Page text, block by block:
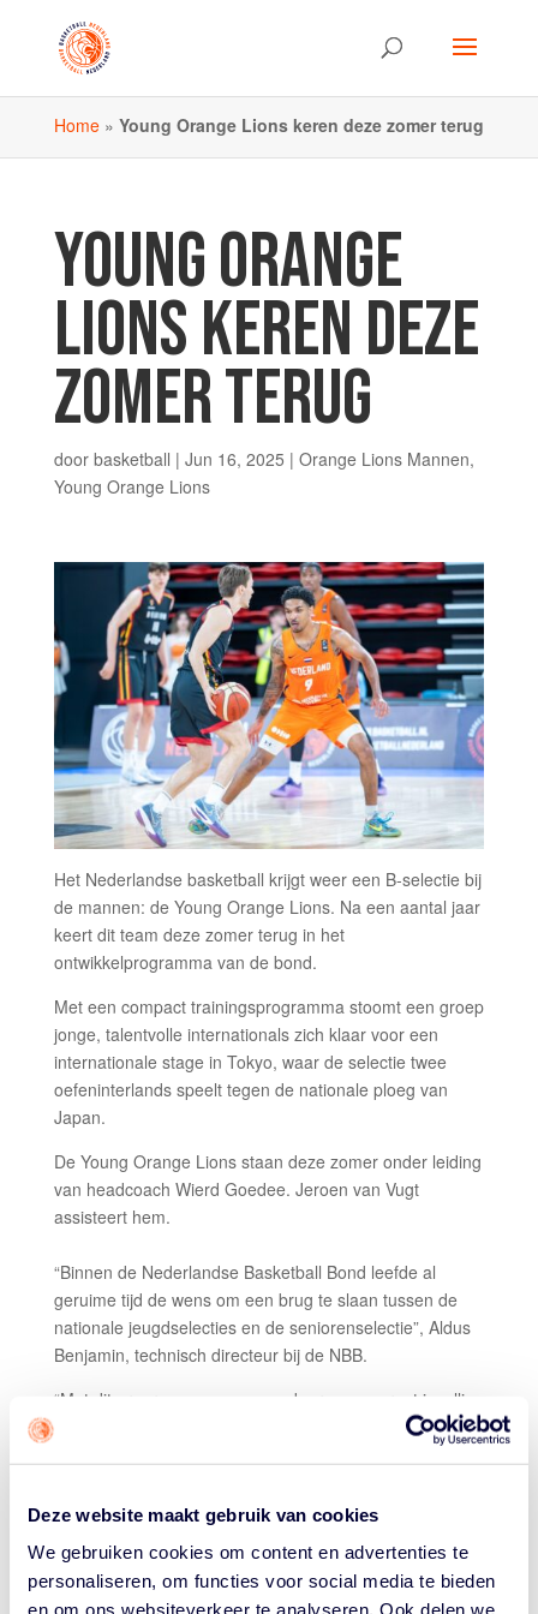
Deze website maakt gebruik van cookies
We gebruiken cookies om content en advertenties te
personaliseren, om functies voor social media te bieden
en om ons websiteverkeer te analyseren. Ook delen we
Home» Young Orange Lions keren deze zomer terug
YOUNG ORANGE
LIONS KEREN DEZE
ZOMER TERUG
door basketball | Jun 16, 2025 | Orange Lions Mannen,
Young Orange Lions
Het Nederlandse basketball krijgt weer een B-selectie bij
de mannen: de Young Orange Lions. Na een aantal jaar
keert dit team deze zomer terug in het
ontwikkelprogramma van de bond.
Met een compact trainingsprogramma stoomt een groep
jonge, talentvolle internationals zich klaar voor een
internationale stage in Tokyo, waar de selectie twee
oefeninterlands speelt tegen de nationale ploeg van
Japan.
De Young Orange Lions staan deze zomer onder leiding
van headcoach Wierd Goedee. Jeroen van Vugt
assisteert hem.
“Binnen de Nederlandse Basketball Bond leefde al
geruime tijd de wens om een brug te slaan tussen de
nationale jeugdselecties en de seniorenselectie”, Aldus
Benjamin, technisch directeur bij de NBB.
“Met dit programma geven we daar nu concreet invulling
aan. Het programma biedt deze jonge spelers niet
alleen een extra internationale ervaring, maar ook een
gevraagd wordt op het allerhoogste podium. Alles met
Eén van de jongens die daar al deel van uitmaakte is
Joryam Saizonou (foto, via Alex Festen). Hij speelde